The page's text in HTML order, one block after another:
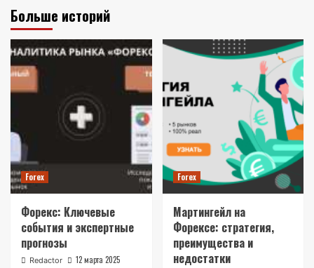
Больше историй
Forex
Форекс: Ключевые
события и экспертные
прогнозы
Redactor 12 марта 2025
Forex
Мартингейл на
Форексе: стратегия,
преимущества и
недостатки